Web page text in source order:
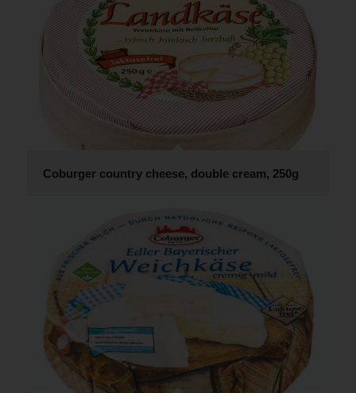
Coburger country cheese, double cream, 250g